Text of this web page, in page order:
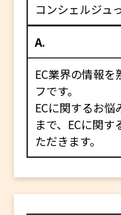
コンシェルジュ
A.
EC業界の情報を
フです。
ECに関するお
まで、ECに関
ただきます。